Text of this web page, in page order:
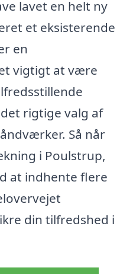
lavet en helt ny
et eksisterende
en
vigtigt at være
rigtige valg af
Så når
i Poulstrup,
at indhente flere
din tilfredshed i